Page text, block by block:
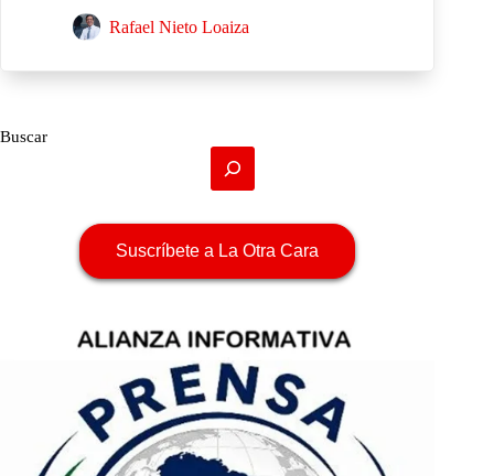
Rafael Nieto Loaiza
Buscar
Suscríbete a La Otra Cara